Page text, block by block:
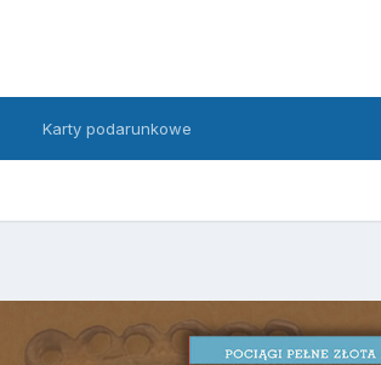
Karty podarunkowe